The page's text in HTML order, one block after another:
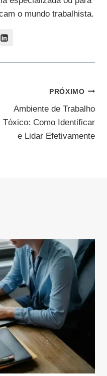
o mundo trabalhista.
PRÓXIMO
Ambiente de Trabalho
Tóxico: Como Identificar
e Lidar Efetivamente